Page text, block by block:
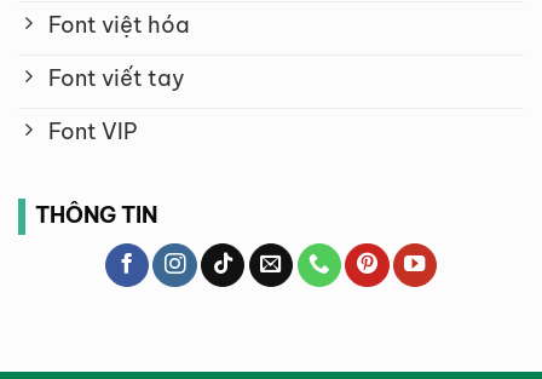
Font việt hóa
Font viết tay
Font VIP
THÔNG TIN